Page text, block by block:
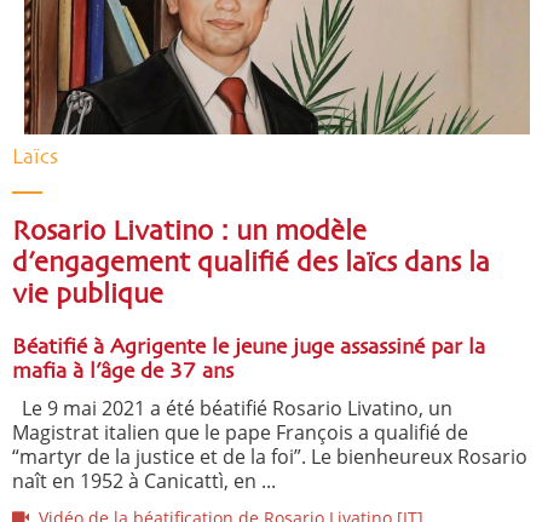
Laïcs
Rosario Livatino : un modèle
d’engagement qualifié des laïcs dans la
vie publique
Béatifié à Agrigente le jeune juge assassiné par la
mafia à l’âge de 37 ans
Le 9 mai 2021 a été béatifié Rosario Livatino, un
Magistrat italien que le pape François a qualifié de
“martyr de la justice et de la foi”. Le bienheureux Rosario
naît en 1952 à Canicattì, en ...